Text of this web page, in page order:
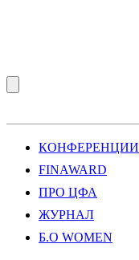
КОНФЕРЕНЦИИ
FINAWARD
ПРО ЦФА
ЖУРНАЛ
Б.О WOMEN